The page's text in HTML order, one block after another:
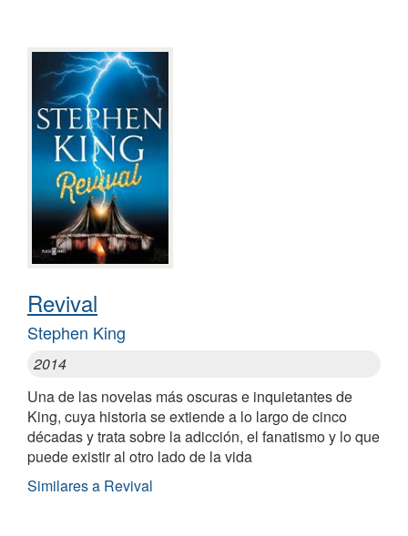
Revival
Stephen King
2014
Una de las novelas más oscuras e inquietantes de
King, cuya historia se extiende a lo largo de cinco
décadas y trata sobre la adicción, el fanatismo y lo que
puede existir al otro lado de la vida
Similares a Revival